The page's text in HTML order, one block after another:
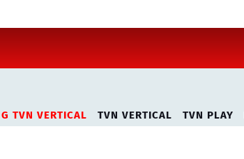
TVN VERTICAL TVN VERTICAL TVN PLAY